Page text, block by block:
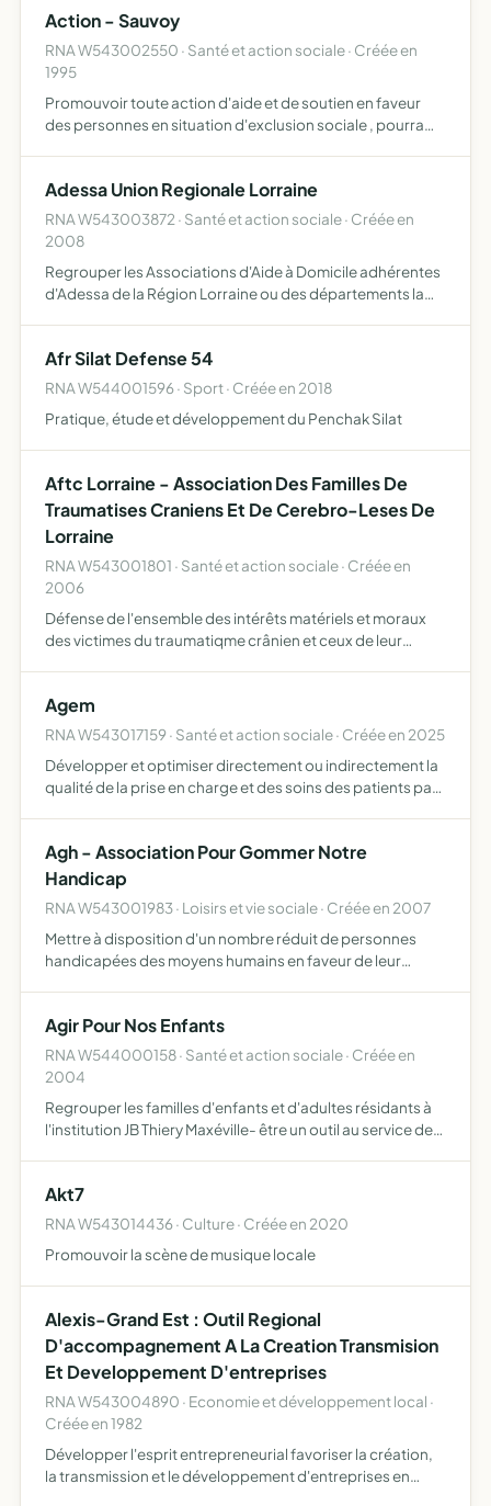
de leurs prises …
Action - Sauvoy
RNA W543002550 · Santé et action sociale · Créée en
1995
Promouvoir toute action d'aide et de soutien en faveur
des personnes en situation d'exclusion sociale , pourra
Adessa Union Regionale Lorraine
RNA W543003872 · Santé et action sociale · Créée en
2008
Regrouper les Associations d'Aide à Domicile adhérentes
d'Adessa de la Région Lorraine ou des départements la
public…
Afr Silat Defense 54
RNA W544001596 · Sport · Créée en 2018
Pratique, étude et développement du Penchak Silat
Aftc Lorraine - Association Des Familles De
Traumatises Craniens Et De Cerebro-Leses De
Lorraine
RNA W543001801 · Santé et action sociale · Créée en
2006
Défense de l'ensemble des intérêts matériels et moraux
des victimes du traumatiqme crânien et ceux de leur
Agem
RNA W543017159 · Santé et action sociale · Créée en 2025
Développer et optimiser directement ou indirectement la
qualité de la prise en charge et des soins des patients par
Agh - Association Pour Gommer Notre
Handicap
RNA W543001983 · Loisirs et vie sociale · Créée en 2007
Mettre à disposition d'un nombre réduit de personnes
handicapées des moyens humains en faveur de leur
déroulemen…
Agir Pour Nos Enfants
RNA W544000158 · Santé et action sociale · Créée en
2004
Regrouper les familles d'enfants et d'adultes résidants à
l'institution JB Thiery Maxéville- être un outil au service de
Akt7
RNA W543014436 · Culture · Créée en 2020
Promouvoir la scène de musique locale
Alexis-Grand Est : Outil Regional
D'accompagnement A La Creation Transmision
Et Developpement D'entreprises
RNA W543004890 · Economie et développement local ·
Créée en 1982
Développer l'esprit entrepreneurial favoriser la création,
la transmission et le développement d'entreprises en